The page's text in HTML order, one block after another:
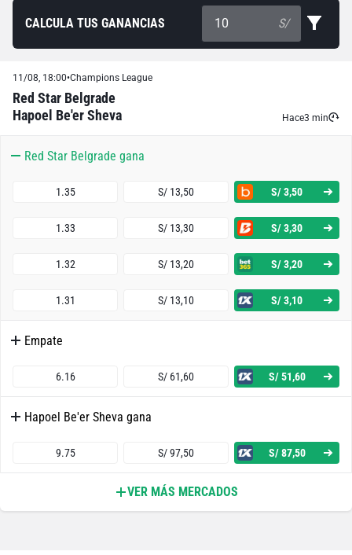
CALCULA TUS GANANCIAS S/
Hace3 min
11/08, 18:00•Champions League
Red Star Belgrade
Hapoel Be'er Sheva
Red Star Belgrade gana
1.35 S/ 13,50 S/ 3,50
1.33 S/ 13,30 S/ 3,30
1.32 S/ 13,20 S/ 3,20
1.31 S/ 13,10 S/ 3,10
Empate
6.16 S/ 61,60 S/ 51,60
Hapoel Be'er Sheva gana
9.75 S/ 97,50 S/ 87,50
Ambos Equipos Anotan - SíVER MÁS MERCADOS